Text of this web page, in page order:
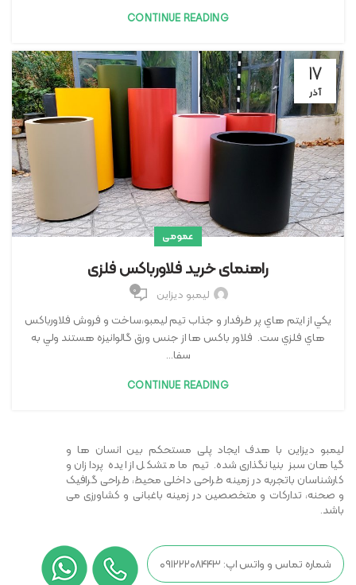
CONTINUE READING
۱۷
آذر
عمومی
راهنمای خرید فلاورباکس فلزی
لیمبو دیزاین ۰
يكي از ايتم هاي پر طرفدار و جذاب تيم ليمبو،ساخت و فروش فلاورباكس
هاي فلزي ست. فلاور باكس ها از جنس ورق گالوانيزه هستند ولي به
سفا...
CONTINUE READING
لیمبو دیزاین با هدف ایجاد پلی مستحکم بین انسان ها و
گیاهان سبز بنیانگذاری شده. تیم ما متشکل از ایده پردازان و
کارشناسان باتجربه در زمینه طراحی داخلی محیط، طراحی گرافیک
و صحنه، تدارکات و متخصصین در زمینه باغبانی و کشاورزی می
باشد.
شماره تماس و واتس اپ: ۰۹۱۲۲۲۰۸۴۴۳